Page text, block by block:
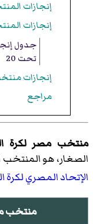
إنجازات المنتخب تحت
إنجازات المنتخب تحت 20
جدول
تحت 20
إنجازات
مراجع
منتخب مصر لكرة
الصغار، هو المنتخب الوطني
الإتحاد المصري لكرة
منتخب مصر